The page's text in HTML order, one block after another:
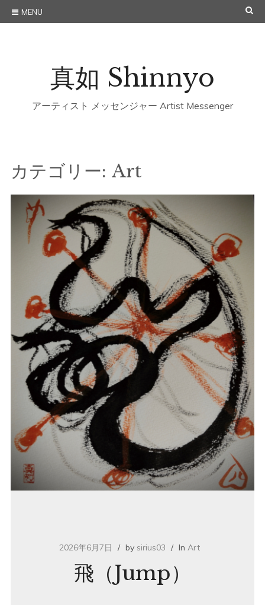
Skip
to
真如 Shinnyo
アーティスト メッセンジャー Artist Messenger
MENU
カテゴリー: Art
2026年6月7日 by sirius03 In Art
飛（Jump）